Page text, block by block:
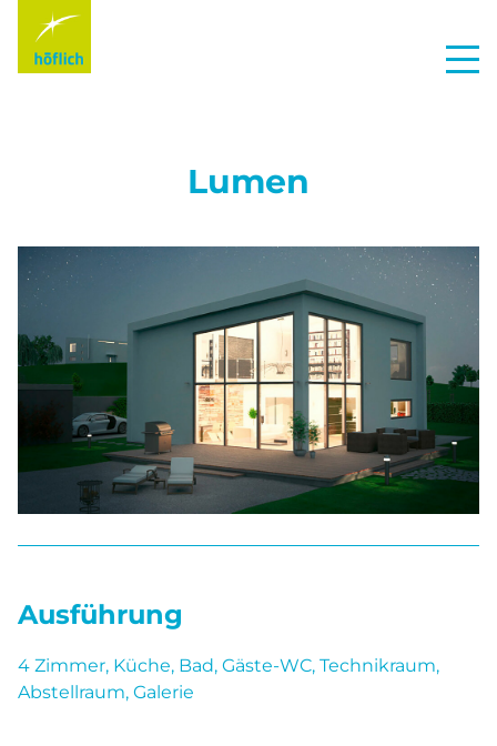
Lumen
Ausführung
4 Zimmer, Küche, Bad, Gäste-WC, Technikraum,
Abstellraum, Galerie